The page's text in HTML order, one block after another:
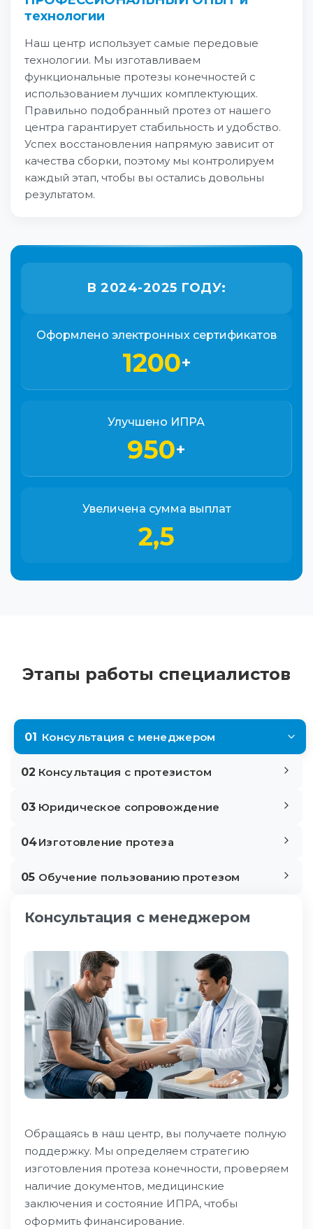
технологии
Наш центр использует самые передовые
технологии. Мы изготавливаем
функциональные протезы конечностей с
использованием лучших комплектующих.
Правильно подобранный протез от нашего
центра гарантирует стабильность и удобство.
Успех восстановления напрямую зависит от
качества сборки, поэтому мы контролируем
каждый этап, чтобы вы остались довольны
результатом.
В 2024-2025 ГОДУ:
Оформлено электронных сертификатов
1200+
Улучшено ИПРА
950+
Увеличена сумма выплат
2,5
Этапы работы специалистов
01 Консультация с менеджером
02 Консультация с протезистом
03 Юридическое сопровождение
04Изготовление протеза
05 Обучение пользованию протезом
Консультация с менеджером
Обращаясь в наш центр, вы получаете полную
поддержку. Мы определяем стратегию
изготовления протеза конечности, проверяем
наличие документов, медицинские
заключения и состояние ИПРА, чтобы
оформить финансирование.